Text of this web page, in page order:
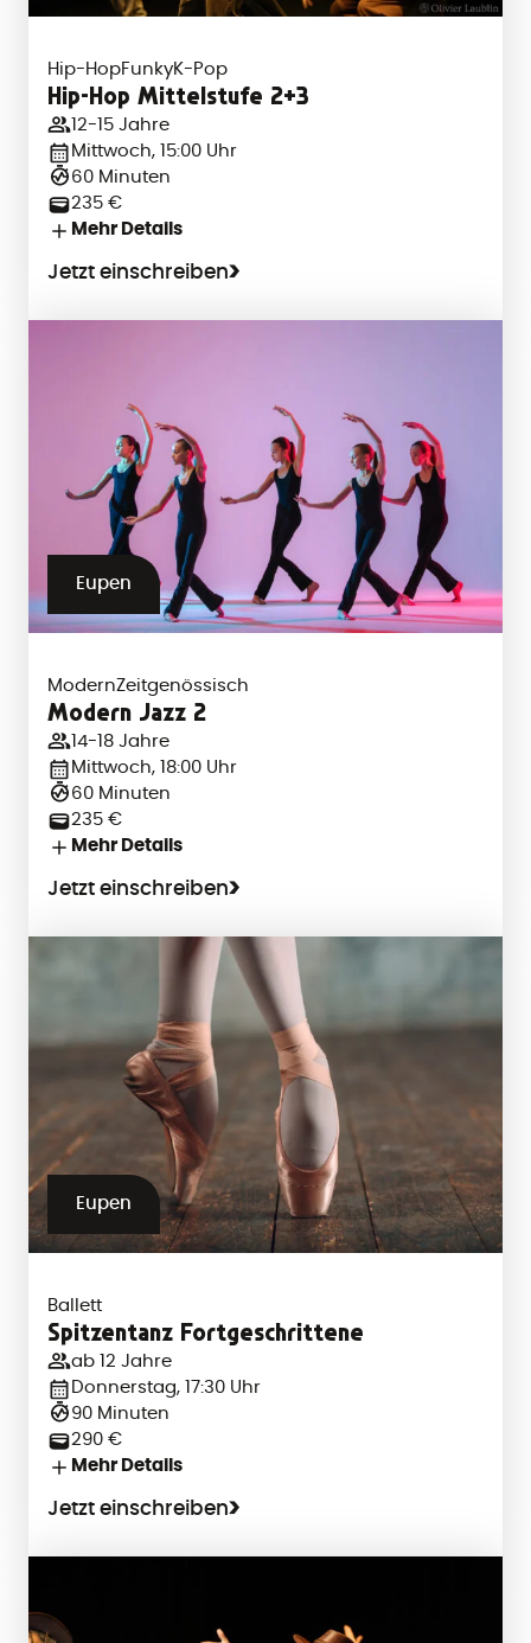
Hip-HopFunkyK-Pop
Hip-Hop Mittelstufe 2+3
12-15 Jahre
Mittwoch, 15:00 Uhr
60 Minuten
235 €
Mehr Details
Jetzt einschreiben
Eupen
ModernZeitgenössisch
Modern Jazz 2
14-18 Jahre
Mittwoch, 18:00 Uhr
60 Minuten
235 €
Mehr Details
Jetzt einschreiben
Eupen
Ballett
Spitzentanz Fortgeschrittene
ab 12 Jahre
Donnerstag, 17:30 Uhr
90 Minuten
290 €
Mehr Details
Jetzt einschreiben